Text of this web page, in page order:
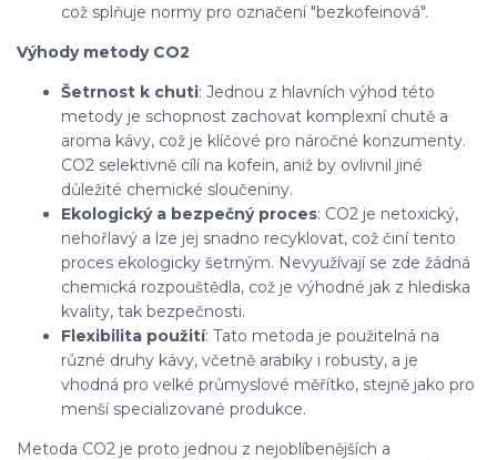
což splňuje normy pro označení "bezkofeinová".
Výhody metody CO2
Šetrnost k chuti: Jednou z hlavních výhod této
metody je schopnost zachovat komplexní chutě a
aroma kávy, což je klíčové pro náročné konzumenty.
CO2 selektivně cílí na kofein, aniž by ovlivnil jiné
důležité chemické sloučeniny.
Ekologický a bezpečný proces: CO2 je netoxický,
nehořlavý a lze jej snadno recyklovat, což činí tento
proces ekologicky šetrným. Nevyužívají se zde žádná
chemická rozpouštědla, což je výhodné jak z hlediska
kvality, tak bezpečnosti.
Flexibilita použití: Tato metoda je použitelná na
různé druhy kávy, včetně arabiky i robusty, a je
vhodná pro velké průmyslové měřítko, stejně jako pro
menší specializované produkce.
Metoda CO2 je proto jednou z nejoblíbenějších a